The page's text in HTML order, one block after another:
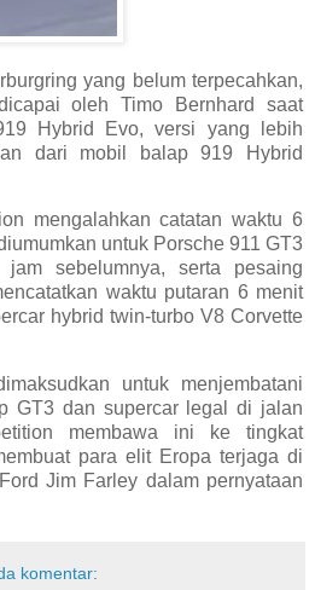
yang belum terpecahkan,
oleh Timo Bernhard saat
Hybrid Evo, versi yang lebih
dari mobil balap 919 Hybrid
mengalahkan catatan waktu 6
untuk Porsche 911 GT3
sebelumnya, serta pesaing
waktu putaran 6 menit
hybrid twin-turbo V8 Corvette
untuk menjembatani
GT3 dan supercar legal di jalan
membawa ini ke tingkat
para elit Eropa terjaga di
Jim Farley dalam pernyataan
komentar: